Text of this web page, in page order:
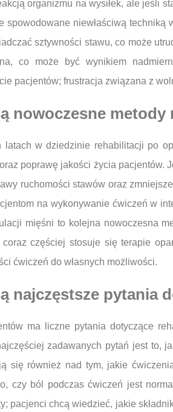
organizmu na wysiłek, ale jeśli
spowodowane niewłaściwą
sztywności stawu, co może
co może być wynikiem
pacjentów; frustracja związana z
nowoczesne
latach w dziedzinie rehabilitacji po
poprawę jakości życia pacjentów.
ruchomości stawów oraz
na wykonywanie ćwiczeń w
mięśni to kolejna nowoczesna
coraz częściej stosuje się terapie
ćwiczeń do własnych możliwości.
najczęstsze pytania
ma liczne pytania dotyczące
zadawanych pytań jest to,
się również nad tym, jakie
czy ból podczas ćwiczeń jest
pacjenci chcą wiedzieć, jakie